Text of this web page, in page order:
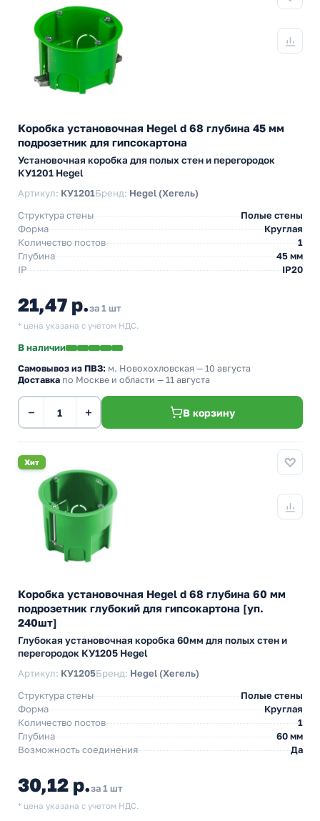
Коробка установочная Hegel d 68 глубина 45 мм
подрозетник для гипсокартона
Установочная коробка для полых стен и перегородок
КУ1201 Hegel
Артикул: КУ1201Бренд: Hegel (Хегель)
Структура стены
Полые стены
Форма
Круглая
Количество постов
1
Глубина
45 мм
IP
IP20
21,47 р.за 1 шт
* цена указана с учетом НДС.
В наличии
Самовывоз из ПВЗ: м. Новохохловская — 10 августа
Доставка по Москве и области — 11 августа
− + В корзину
Хит
Коробка установочная Hegel d 68 глубина 60 мм
подрозетник глубокий для гипсокартона [уп.
240шт]
Глубокая установочная коробка 60мм для полых стен и
перегородок КУ1205 Hegel
Артикул: КУ1205Бренд: Hegel (Хегель)
Структура стены
Полые стены
Форма
Круглая
Количество постов
1
Глубина
60 мм
Возможность соединения
Да
30,12 р.за 1 шт
* цена указана с учетом НДС.